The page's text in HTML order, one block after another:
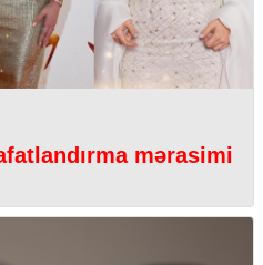
mərasimi